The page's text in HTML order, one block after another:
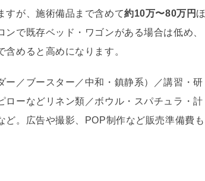
すが、施術備品まで含めて約10万〜80万円 ほ
で既存ベッド・ワゴンがある場合は低め、
めると高めになります。
／ブースター／中和・鎮静系）／講習・研
ーなどリネン類／ボウル・スパチュラ・計
。広告や撮影、POP制作など販売準備費も